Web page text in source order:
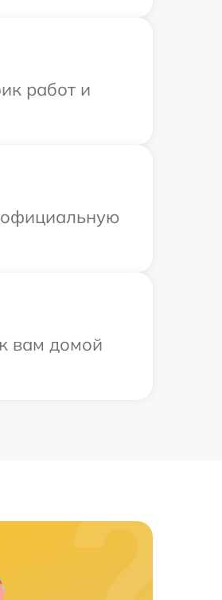
работ и
официальную
вам домой